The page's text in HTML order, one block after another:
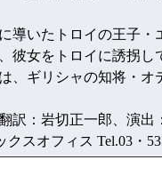
導いたトロイの王子・
彼女をトロイに誘拐
、ギリシャの知将・
：岩切正一郎、演出
スオフィス Tel.03・